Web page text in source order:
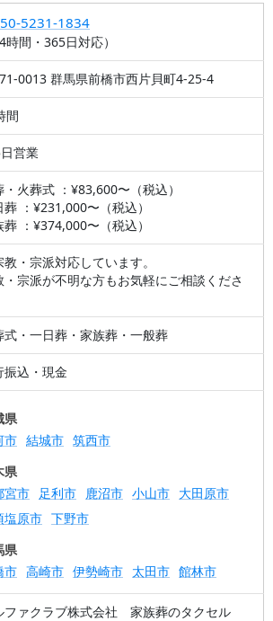
5231-1834
時間・365日対応）
0013 群馬県前橋市西片貝町4-25-4
間
営業
・火葬式 ：¥83,600〜（税込）
葬 ：¥231,000〜（税込）
葬 ：¥374,000〜（税込）
教・宗派対応しています。
・宗派が不明な方もお気軽にご相談くださ
式・一日葬・家族葬・一般葬
振込・現金
県
市 結城市 筑西市
県
宮市 足利市 鹿沼市 小山市 大田原市
塩原市 下野市
県
市 高崎市 伊勢崎市 太田市 館林市
ファクラブ株式会社 家族葬のタクセル